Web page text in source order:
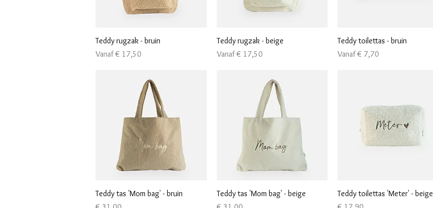
Snel overzicht
Teddy rugzak - bruin
Vanaf€ 17,50
Verkoopprijs
Snel overzicht
Teddy rugzak - beige
Vanaf€ 17,50
Verkoopprijs
Snel overzicht
Teddy toilettas - bruin
Vanaf€ 7,70
Verkoopprijs
Snel overzicht
Teddy tas 'Mom bag' - bruin
Snel overzicht
Teddy tas 'Mom bag' - beige
Snel overzicht
Teddy toilettas 'Meter' - beige